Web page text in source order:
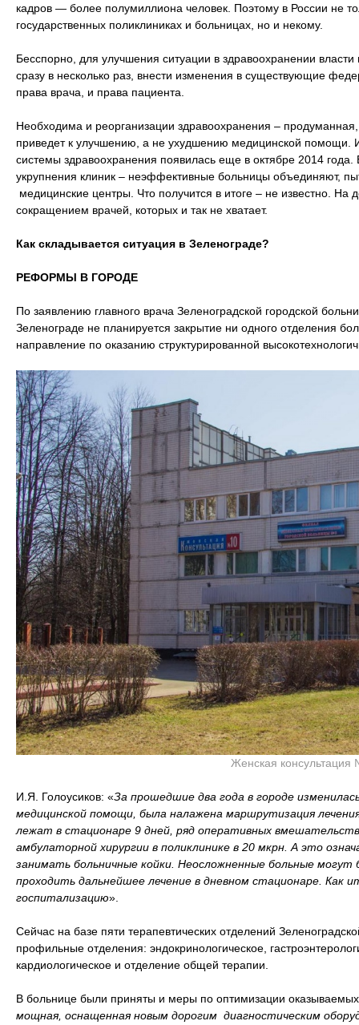
кадров — более полумиллиона человек. Поэтому в России не
государственных поликлиниках и больницах, но и некому.
Бесспорно, для улучшения ситуации в здравоохранении
сразу в несколько раз, внести изменения в существующие
права врача, и права пациента.
Необходима и реорганизации здравоохранения –
приведет к улучшению, а не ухудшению медицинской помощи.
системы здравоохранения появилась еще в октябре 2014
укрупнения клиник – неэффективные больницы объединяют,
медицинские центры. Что получится в итоге – не известно.
сокращением врачей, которых и так не хватает.
Как складывается ситуация в Зеленограде?
РЕФОРМЫ В ГОРОДЕ
По заявлению главного врача Зеленоградской городской
Зеленограде не планируется закрытие ни одного отделения
направление по оказанию структурированной
Женская консультация
И.Я. Голоусиков: «За прошедшие два года в городе
медицинской помощи, была налажена маршрутизация
лежат в стационаре 9 дней, ряд оперативных
амбулаторной хирургии в поликлинике в 20 мкрн. А это
занимать больничные койки. Неосложненные больные
проходить дальнейшее лечение в дневном стационаре. Как
госпитализацию».
Сейчас на базе пяти терапевтических отделений
профильные отделения: эндокринологическое,
кардиологическое и отделение общей терапии.
В больнице были приняты и меры по оптимизации оказываемых
мощная, оснащенная новым дорогим диагностическим